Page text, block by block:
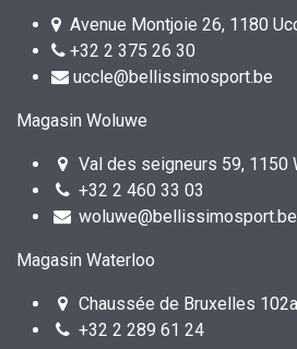
Avenue Montjoie 26, 1180
+32 2 375 26 30
uccle@bellissimosport.be
Magasin Woluwe
Val des seigneurs 59, 1150
+32 2 460 33 03
woluwe@bellissimosport.be
Magasin Waterloo
Chaussée de Bruxelles
+32 2 289 61 24